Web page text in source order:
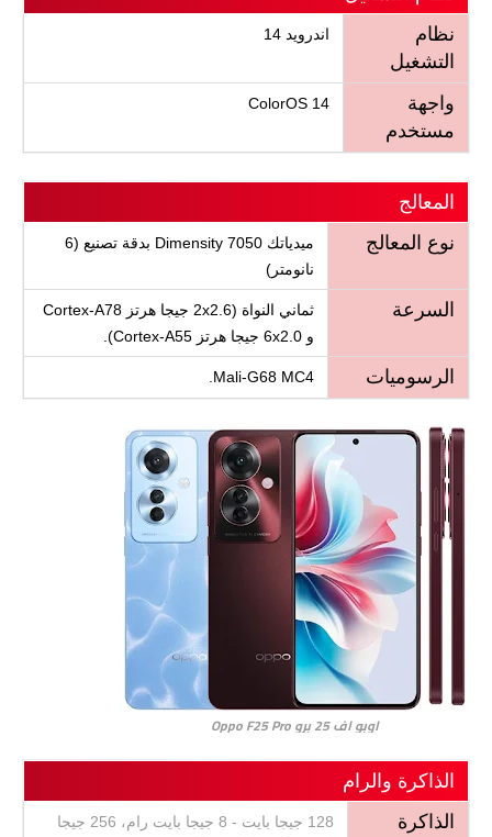
نظام
التشغيل
اندرويد 14
واجهة
مستخدم
ColorOS 14
المعالج
نوع المعالج
ميدياتك Dimensity 7050 بدقة تصنيع (6
نانومتر)
السرعة
ثماني النواة (2x2.6 جيجا هرتز Cortex-A78
و 6x2.0 جيجا هرتز Cortex-A55).
الرسوميات Mali-G68 MC4.
اوبو اف 25 برو Oppo F25 Pro
الذاكرة والرام
الذاكرة
128 جيجا بايت - 8 جيجا بايت رام، 256 جيجا